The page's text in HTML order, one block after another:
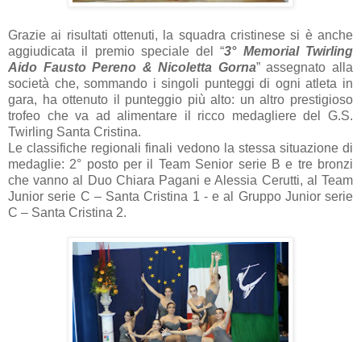
Grazie ai risultati ottenuti, la squadra cristinese si è anche
aggiudicata il premio speciale del “3° Memorial Twirling
Aido Fausto Pereno & Nicoletta Gorna” assegnato alla
società che, sommando i singoli punteggi di ogni atleta in
gara, ha ottenuto il punteggio più alto: un altro prestigioso
trofeo che va ad alimentare il ricco medagliere del G.S.
Twirling Santa Cristina.
Le classifiche regionali finali vedono la stessa situazione di
medaglie: 2° posto per il Team Senior serie B e tre bronzi
che vanno al Duo Chiara Pagani e Alessia Cerutti, al Team
Junior serie C – Santa Cristina 1 - e al Gruppo Junior serie
C – Santa Cristina 2.